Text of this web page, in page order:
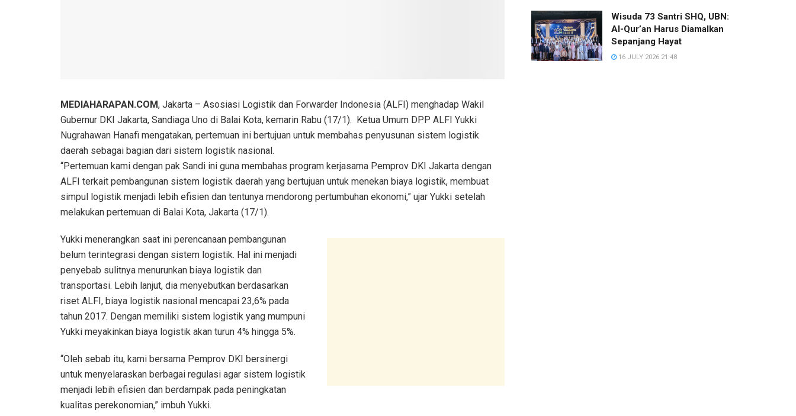
MEDIAHARAPAN.COM, Jakarta – Asosiasi Logistik dan Forwarder Indonesia (ALFI) menghadap Wakil
Gubernur DKI Jakarta, Sandiaga Uno di Balai Kota, kemarin Rabu (17/1). Ketua Umum DPP ALFI Yukki
Nugrahawan Hanafi mengatakan, pertemuan ini bertujuan untuk membahas penyusunan sistem logistik
daerah sebagai bagian dari sistem logistik nasional.
“Pertemuan kami dengan pak Sandi ini guna membahas program kerjasama Pemprov DKI Jakarta dengan
ALFI terkait pembangunan sistem logistik daerah yang bertujuan untuk menekan biaya logistik, membuat
simpul logistik menjadi lebih efisien dan tentunya mendorong pertumbuhan ekonomi,” ujar Yukki setelah
melakukan pertemuan di Balai Kota, Jakarta (17/1).
Yukki menerangkan saat ini perencanaan pembangunan
belum terintegrasi dengan sistem logistik. Hal ini menjadi
penyebab sulitnya menurunkan biaya logistik dan
transportasi. Lebih lanjut, dia menyebutkan berdasarkan
riset ALFI, biaya logistik nasional mencapai 23,6% pada
tahun 2017. Dengan memiliki sistem logistik yang mumpuni
Yukki meyakinkan biaya logistik akan turun 4% hingga 5%.
“Oleh sebab itu, kami bersama Pemprov DKI bersinergi
untuk menyelaraskan berbagai regulasi agar sistem logistik
menjadi lebih efisien dan berdampak pada peningkatan
kualitas perekonomian,” imbuh Yukki.
Wisuda 73 Santri SHQ, UBN:
Al-Qur’an Harus Diamalkan
Sepanjang Hayat
16 JULY 2026 21:48